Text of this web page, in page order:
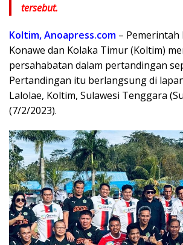
tersebut.
Koltim, Anoapress.com – Pemerintah
Konawe dan Kolaka Timur (Koltim)
persahabatan dalam pertandingan
Pertandingan itu berlangsung di
Lalolae, Koltim, Sulawesi Tenggara
(7/2/2023).